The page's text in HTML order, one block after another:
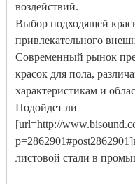
воздействий.
Выбор подходящей
привлекательного
Современный рынок
красок для пола,
характеристикам и
Подойдет ли
[url=http://
листовой стали в